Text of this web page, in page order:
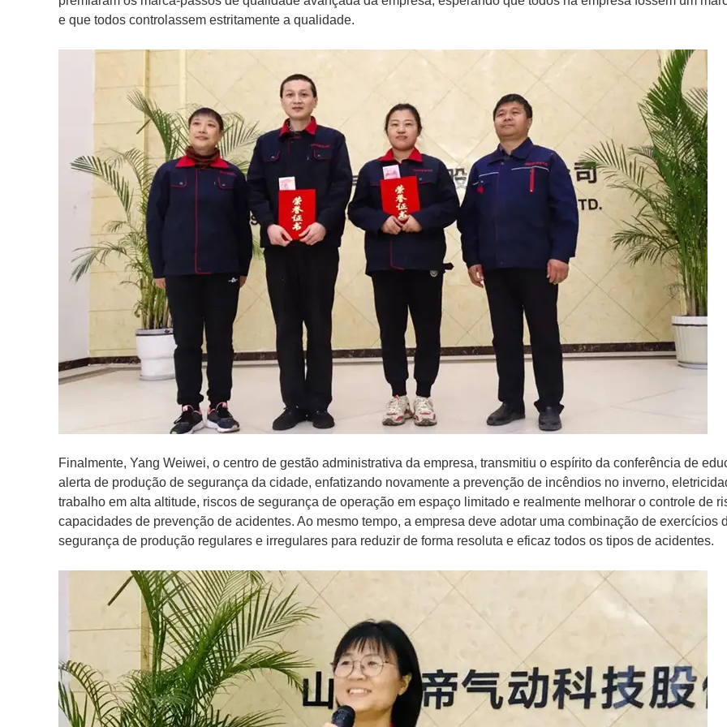
e que todos controlassem estritamente a qualidade.
Finalmente, Yang Weiwei, o centro de gestão administrativa da empresa, transmitiu o espírito da conferência de
alerta de produção de segurança da cidade, enfatizando novamente a prevenção de incêndios no inverno,
trabalho em alta altitude, riscos de segurança de operação em espaço limitado e realmente melhorar o controle de
capacidades de prevenção de acidentes. Ao mesmo tempo, a empresa deve adotar uma combinação de exercícios
segurança de produção regulares e irregulares para reduzir de forma resoluta e eficaz todos os tipos de acidentes.